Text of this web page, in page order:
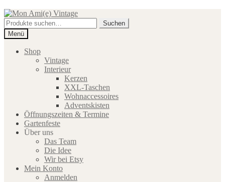
Zur
Navigation
springen
Zum
Inhalt
springen
Suche
nach:
Suchen
Menü
Shop
Vintage
Interieur
Kerzen
XXL-Taschen
Wohnaccessoires
Adventskisten
Öffnungszeiten & Termine
Gartenfeste
Über uns
Das Team
Die Idee
Wir bei Etsy
Mein Konto
Anmelden